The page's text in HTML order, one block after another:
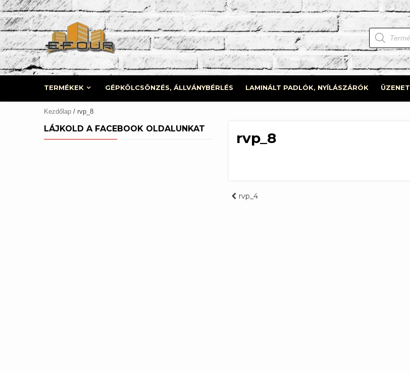
Skip
to
content
Products
search
TERMÉKEK GÉPKÖLCSÖNZÉS, ÁLLVÁNYBÉRLÉS LAMINÁLT PADLÓK, NYÍLÁSZÁRÓK ÜZENET
Kezdőlap / rvp_8
rvp_8
Bejegyzés
rvp_4
LÁJKOLD A FACEBOOK OLDALUNKAT